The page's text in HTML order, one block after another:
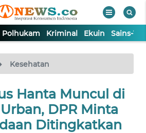
Polhukam Kriminal Ekuin Sains-
Kesehatan
Hanta Muncul di
DPR Minta
Ditingkatkan